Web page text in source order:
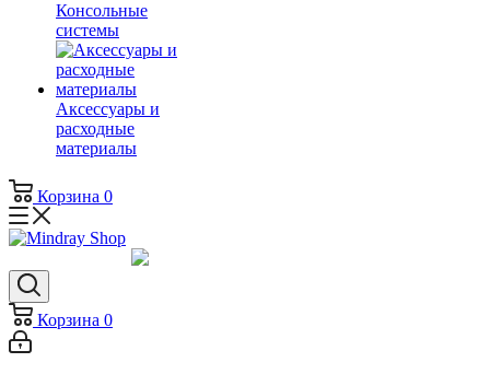
Консольные
системы
Аксессуары и
расходные
материалы
Корзина 0
Корзина 0